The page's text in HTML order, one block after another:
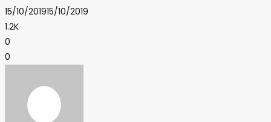
15/10/201915/10/2019
1.2K
0
0